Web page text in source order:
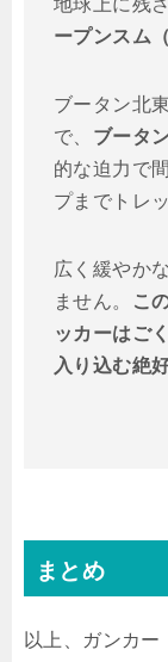
地球上に残
ープンスム
ブータン北
で、 ブータ
的な迫力で
プまでトレ
広く緩やか
ません。
こ
ッカーはご
入り込む絶
まとめ
以上、ガンカ